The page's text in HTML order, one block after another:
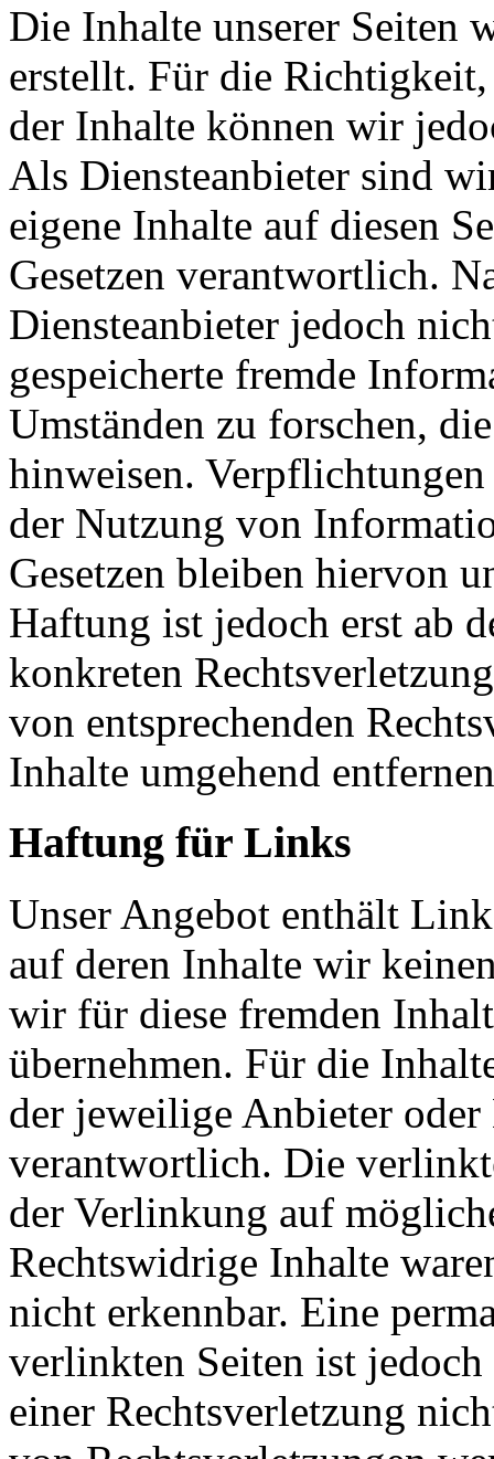
Die Inhalte unserer Seiten
erstellt. Für die
der Inhalte können wir
Als Diensteanbieter sind
eigene Inhalte auf diesen
Gesetzen verantwortlich.
Diensteanbieter jedoch
gespeicherte fremde
Umständen zu forschen,
hinweisen.
der Nutzung von
Gesetzen bleiben hiervon
Haftung ist jedoch erst ab
konkreten
von entsprechenden
Inhalte umgehend
Haftung für Links
Unser Angebot enthält
auf deren Inhalte wir
wir für diese fremden
übernehmen. Für die
der jeweilige Anbieter oder
verantwortlich. Die
der Verlinkung auf
Rechtswidrige Inhalte
nicht erkennbar. Eine
verlinkten Seiten ist
einer Rechtsverletzung